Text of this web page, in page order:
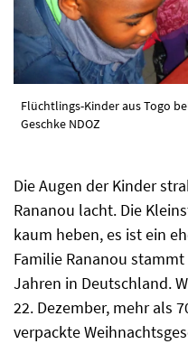
Flüchtlings-Kinder aus Togo
Geschke NDOZ
Die Augen der Kinder
Rananou lacht. Die
kaum heben, es ist ein
Familie Rananou
Jahren in Deutschland.
22. Dezember, mehr als
verpackte